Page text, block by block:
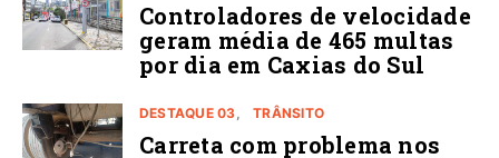
Controladores de velocidade
geram média de 465 multas
por dia em Caxias do Sul
DESTAQUE 03 TRÂNSITO
Carreta com problema nos